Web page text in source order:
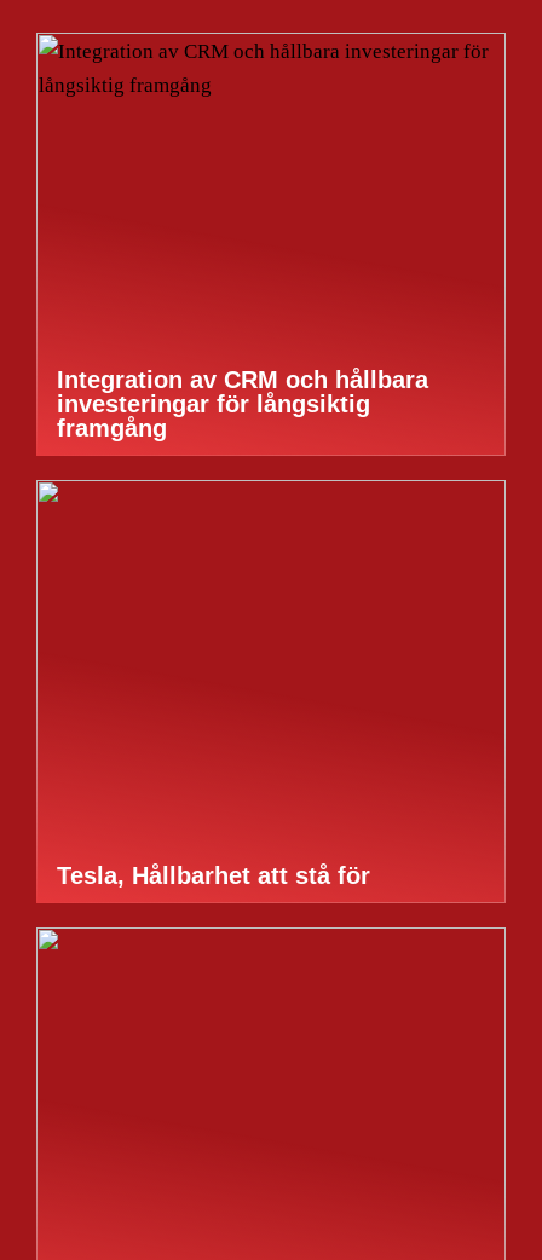
Integration av CRM och hållbara
investeringar för långsiktig
framgång
Tesla, Hållbarhet att stå för